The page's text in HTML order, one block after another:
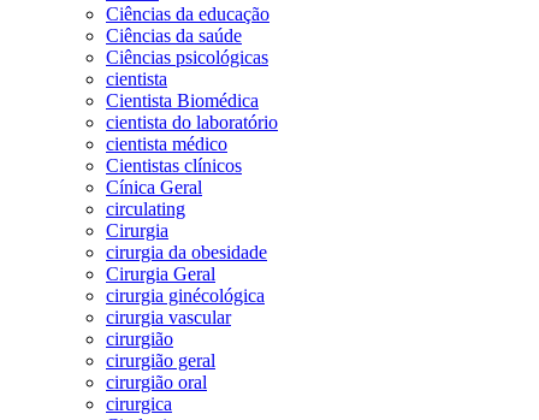
Ciências da educação
Ciências da saúde
Ciências psicológicas
cientista
Cientista Biomédica
cientista do laboratório
cientista médico
Cientistas clínicos
Cínica Geral
circulating
Cirurgia
cirurgia da obesidade
Cirurgia Geral
cirurgia ginécológica
cirurgia vascular
cirurgião
cirurgião geral
cirurgião oral
cirurgica